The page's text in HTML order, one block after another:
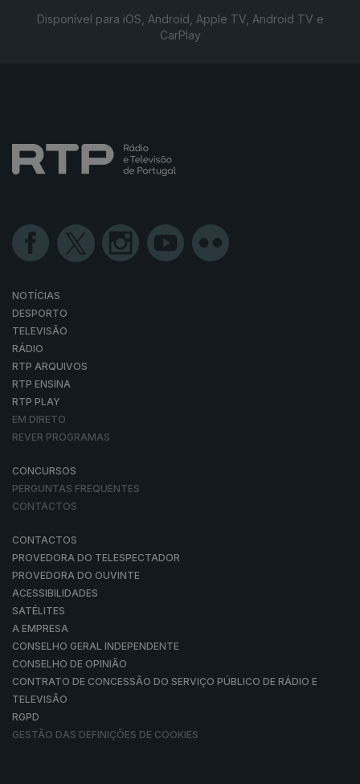
Disponível para iOS, Android, Apple TV, Android TV e
CarPlay
NOTÍCIAS
DESPORTO
TELEVISÃO
RÁDIO
RTP ARQUIVOS
RTP ENSINA
RTP PLAY
EM DIRETO
REVER PROGRAMAS
CONCURSOS
PERGUNTAS FREQUENTES
CONTACTOS
CONTACTOS
PROVEDORA DO TELESPECTADOR
PROVEDORA DO OUVINTE
ACESSIBILIDADES
SATÉLITES
A EMPRESA
CONSELHO GERAL INDEPENDENTE
CONSELHO DE OPINIÃO
CONTRATO DE CONCESSÃO DO SERVIÇO PÚBLICO DE RÁDIO E
TELEVISÃO
RGPD
GESTÃO DAS DEFINIÇÕES DE COOKIES